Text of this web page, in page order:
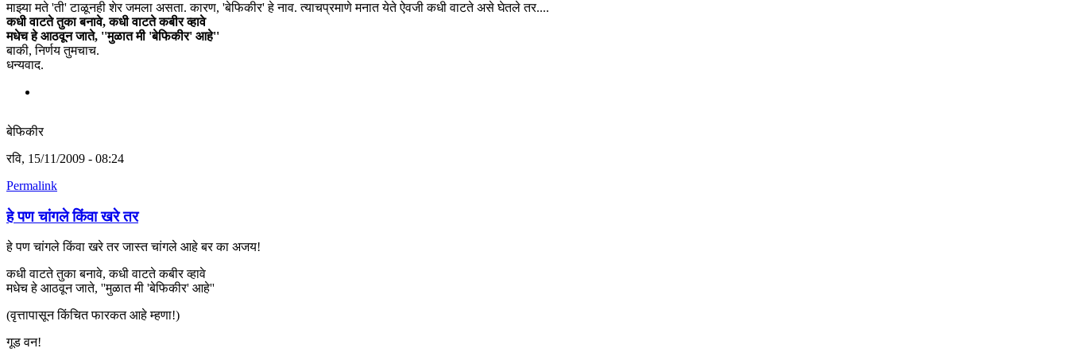
माझ्या मते 'ती' टाळूनही शेर जमला असता. कारण, 'बेफिकीर' हे नाव. त्याचप्रमाणे मनात येते ऐवजी कधी वाटते असे घेतले तर....
कधी वाटते तुका बनावे, कधी वाटते कबीर व्हावे
मधेच हे आठवून जाते, ''मुळात मी 'बेफिकीर' आहे''
बाकी, निर्णय तुमचाच.
धन्यवाद.
बेफिकीर
रवि, 15/11/2009 - 08:24
Permalink
हे पण चांगले किंवा खरे तर
हे पण चांगले किंवा खरे तर जास्त चांगले आहे बर का अजय!
कधी वाटते तुका बनावे, कधी वाटते कबीर व्हावे
मधेच हे आठवून जाते, ''मुळात मी 'बेफिकीर' आहे''
(वृत्तापासून किंचित फारकत आहे म्हणा!)
गूड वन!